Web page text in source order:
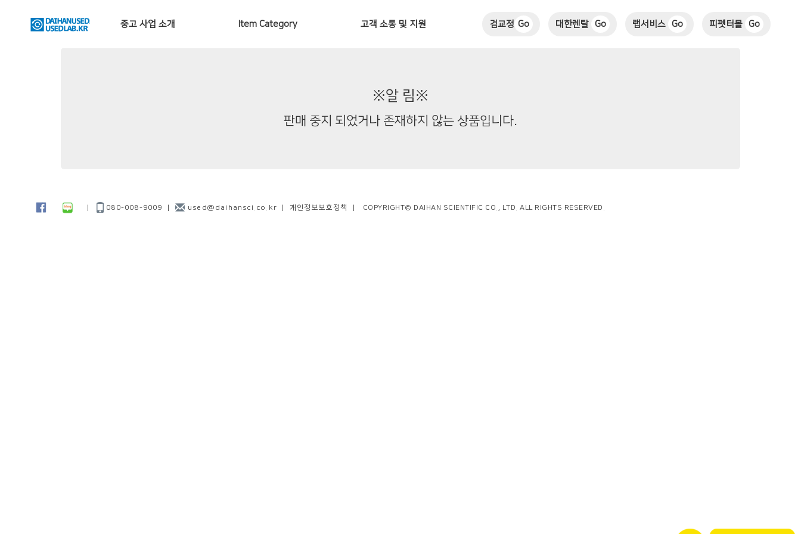
검교정 Go 대한렌탈 Go 랩서비스 Go 피펫터몰 Go
중고 사업 소개 Item Category 고객 소통 및 지원
※알 림※
판매 중지 되었거나 존재하지 않는 상품입니다.
| 080-008-9009 | used@daihansci.co.kr | 개인정보보호정책 | COPYRIGHT© DAIHAN SCIENTIFIC CO., LTD. ALL RIGHTS RESERVED.